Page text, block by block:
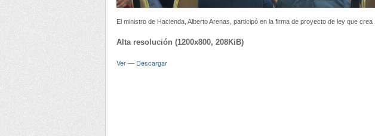
El ministro de Hacienda, Alberto Arenas, participó en la firma de proyecto de ley que crea
Alta resolución (1200x800, 208KiB)
Ver— Descargar